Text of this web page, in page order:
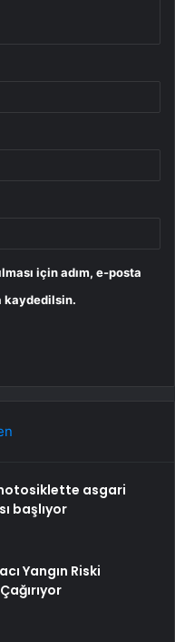
için adım, e-posta
kaydedilsin.
asgari
başlıyor
Yangın Riski